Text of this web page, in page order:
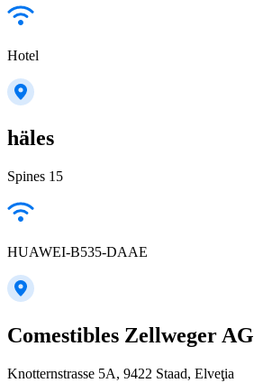
Hotel
häles
Spines 15
HUAWEI-B535-DAAE
Comestibles Zellweger AG
Knotternstrasse 5A, 9422 Staad, Elveţia